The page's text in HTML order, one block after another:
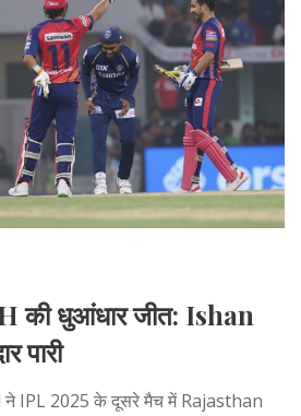
की धुआंधार जीत: Ishan
पारी
IPL 2025 के दूसरे मैच में Rajasthan